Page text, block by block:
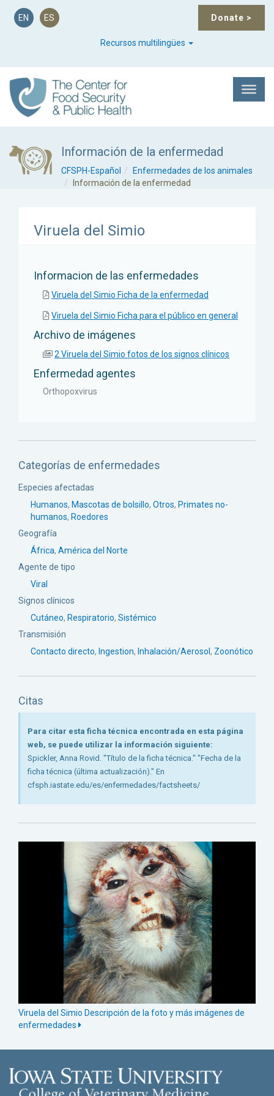
Donate >
EN ES
Recursos multilingües
Información de la enfermedad
CFSPH-Español
Enfermedades de los animales
Información de la enfermedad
Viruela del Simio
Informacion de las enfermedades
Viruela del Simio Ficha de la enfermedad
Viruela del Simio Ficha para el público en general
Archivo de imágenes
2 Viruela del Simio fotos de los signos clínicos
Enfermedad agentes
Orthopoxvirus
Categorías de enfermedades
Especies afectadas
Humanos, Mascotas de bolsillo, Otros, Primates no-
humanos, Roedores
Geografía
África, América del Norte
Agente de tipo
Viral
Signos clínicos
Cutáneo, Respiratorio, Sistémico
Transmisión
Contacto directo, Ingestion, Inhalación/Aerosol , Zoonótico
Citas
Para citar esta ficha técnica encontrada en esta página
web, se puede utilizar la información siguiente:
Spickler, Anna Rovid. "Título de la ficha técnica." "Fecha de la
ficha técnica (última actualización)." En
cfsph.iastate.edu/es/enfermedades/factsheets/
Viruela del Simio Descripción de la foto y más imágenes de
enfermedades